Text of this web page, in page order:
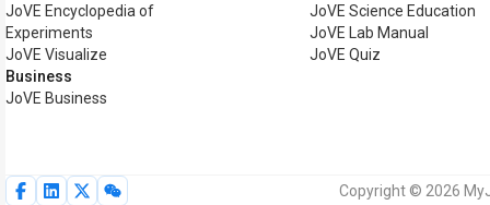
JoVE Encyclopedia of
Experiments
JoVE Visualize
Business
JoVE Business
JoVE Science Education
JoVE Lab Manual
JoVE Quiz
Copyright © 2026